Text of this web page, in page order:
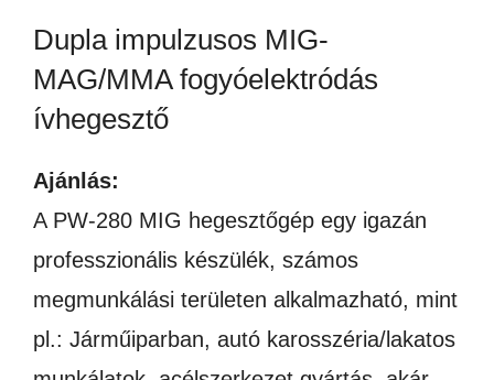
fogyóelektródás
ívhegesztő
mennyiség
Dupla impulzusos MIG-
MAG/MMA fogyóelektródás
ívhegesztő
Ajánlás:
A PW-280 MIG hegesztőgép egy igazán
professzionális készülék, számos
megmunkálási területen alkalmazható, mint
pl.: Járműiparban, autó karosszéria/lakatos